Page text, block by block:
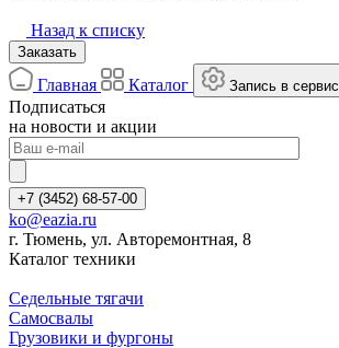
Назад к списку
Заказать
Главная Каталог Запись в сервис
Подписаться
на новости и акции
+7 (3452) 68-57-00
ko@eazia.ru
г. Тюмень, ул. Авторемонтная, 8
Каталог техники
Седельные тягачи
Самосвалы
Грузовики и фургоны